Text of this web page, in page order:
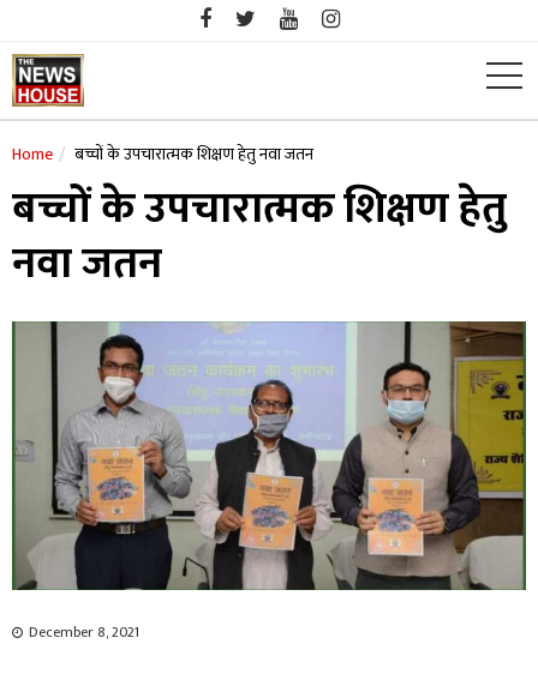
content
Home बच्चों के उपचारात्मक शिक्षण हेतु नवा जतन
बच्चों के उपचारात्मक शिक्षण हेतु
नवा जतन
December 8, 2021